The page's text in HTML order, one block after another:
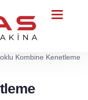
Kombine Kenetleme